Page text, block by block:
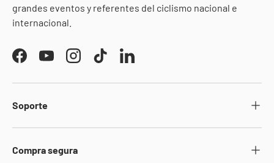
grandes eventos y referentes del ciclismo nacional e
internacional.
FacebookYouTubeInstagramTikTokLinkedIn
Soporte
Compra segura